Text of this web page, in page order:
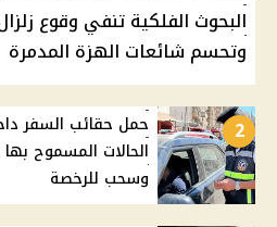
البحوث الفلكية تنفي وقوع
وتحسم شائعات الهزة المدمرة
2
حمل حقائب السفر
الحالات المسموح
وسحب للرخصة